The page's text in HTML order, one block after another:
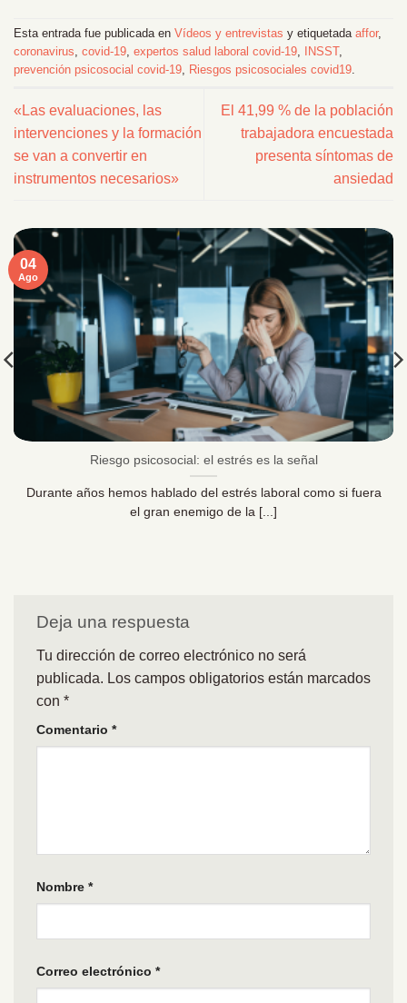
Esta entrada fue publicada en Vídeos y entrevistas y etiquetada affor,
coronavirus covid-19 expertos salud laboral covid-19 INSST,
prevención psicosocial covid-19
Riesgos psicosociales covid19
«Las evaluaciones, las
intervenciones y la formación
se van a convertir en
instrumentos necesarios»
El 41,99 % de la población
trabajadora encuestada
presenta síntomas de
ansiedad
Riesgo psicosocial: el estrés es la señal
Durante años hemos hablado del estrés laboral como si fuera
el gran enemigo de la [...]
04
Ago
Deja una respuesta
Tu dirección de correo electrónico no será
publicada. Los campos obligatorios están marcados
con *
Comentario *
Nombre *
Correo electrónico *